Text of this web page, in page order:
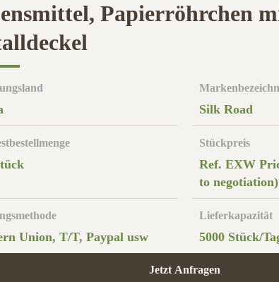
Papierröhrchen
Silk Road
Stückpreis
Ref. EXW
to negotiation)
Union, T/T, Paypal usw
Lieferkapazität
5000 Stück/
Jetzt Anfragen